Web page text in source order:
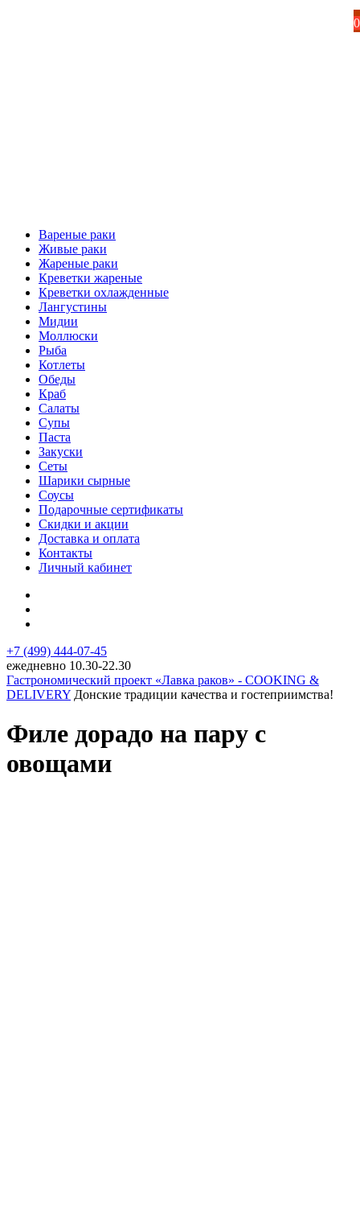
Вареные раки
Живые раки
Жареные раки
Креветки жареные
Креветки охлажденные
Лангустины
Мидии
Моллюски
Рыба
Котлеты
Обеды
Краб
Салаты
Супы
Паста
Закуски
Сеты
Шарики сырные
Соусы
Подарочные сертификаты
Скидки и акции
Доставка и оплата
Контакты
Личный кабинет
+7 (499) 444-07-45
ежедневно 10.30-22.30
Гастрономический проект «Лавка раков» - COOKING &
DELIVERY Донские традиции качества и гостеприимства!
Филе дорадо на пару с
овощами
0